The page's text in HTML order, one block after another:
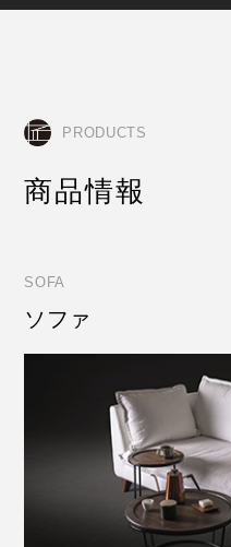
PRODUCTS
商品情報
SOFA
ソファ